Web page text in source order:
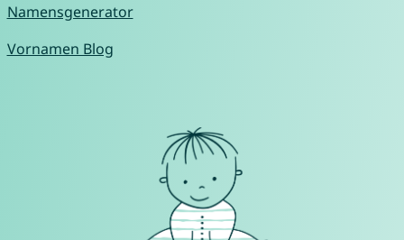
Namensgenerator
Vornamen Blog